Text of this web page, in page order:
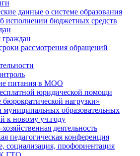
данные о системе образования
исполнении бюджетных средств
рассмотрения обращений
питания в МОО
юридической помощи
нагрузки»
муниципальных образовательных
к новому уч.году
деятельность
педагогическая конференция
социализация, профориентация